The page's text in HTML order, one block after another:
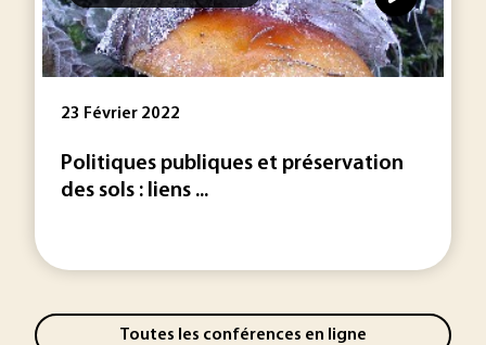
23 Février 2022
Politiques publiques et préservation
des sols : liens ...
Toutes les conférences en ligne